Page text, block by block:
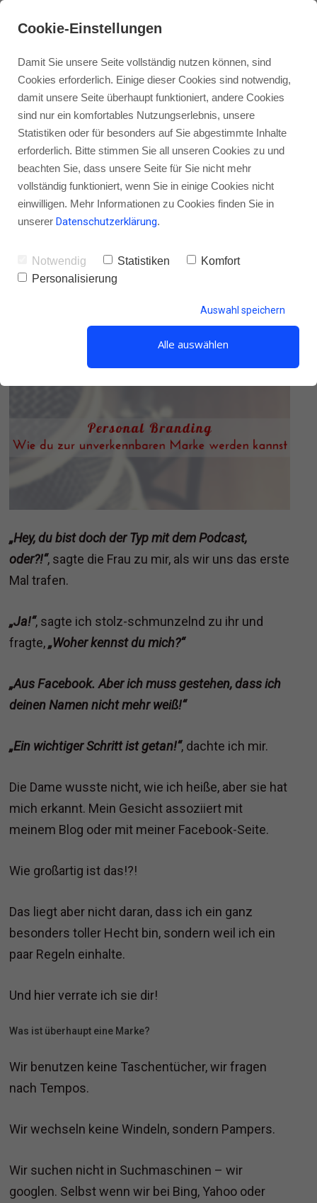
Personal Branding – Wie du zur
unverkennbaren Marke werden
kannst
von Gordon Schönwälder 17. Dezember 2014
„Hey, du bist doch der Typ mit dem Podcast,
oder?!“, sagte die Frau zu mir, als wir uns das erste
Mal trafen.
„Ja!“, sagte ich stolz-schmunzelnd zu ihr und
fragte,„Woher kennst du mich?“
„Aus Facebook. Aber ich muss gestehen, dass ich
deinen Namen nicht mehr weiß!“
„Ein wichtiger Schritt ist getan!“, dachte ich mir.
Die Dame wusste nicht, wie ich heiße, aber sie hat
mich erkannt. Mein Gesicht assoziiert mit
meinem Blog oder mit meiner Facebook-Seite.
Wie großartig ist das!?!
Das liegt aber nicht daran, dass ich ein ganz
besonders toller Hecht bin, sondern weil ich ein
paar Regeln einhalte.
Und hier verrate ich sie dir!
Was ist überhaupt eine Marke?
Wir benutzen keine Taschentücher, wir fragen
nach Tempos.
Wir wechseln keine Windeln, sondern Pampers.
Wir suchen nicht in Suchmaschinen – wir
googlen. Selbst wenn wir bei Bing, Yahoo oder
Cookie-Einstellungen
Damit Sie unsere Seite vollständig nutzen können, sind
Cookies erforderlich. Einige dieser Cookies sind notwendig,
damit unsere Seite überhaupt funktioniert, andere Cookies
sind nur ein komfortables Nutzungserlebnis, unsere
Statistiken oder für besonders auf Sie abgestimmte Inhalte
erforderlich. Bitte stimmen Sie all unseren Cookies zu und
beachten Sie, dass unsere Seite für Sie nicht mehr
vollständig funktioniert, wenn Sie in einige Cookies nicht
einwilligen. Mehr Informationen zu Cookies finden Sie in
unserer Datenschutzerklärung.
Notwendig Statistiken
Komfort
Personalisierung
Auswahl speichern
Alle auswählen